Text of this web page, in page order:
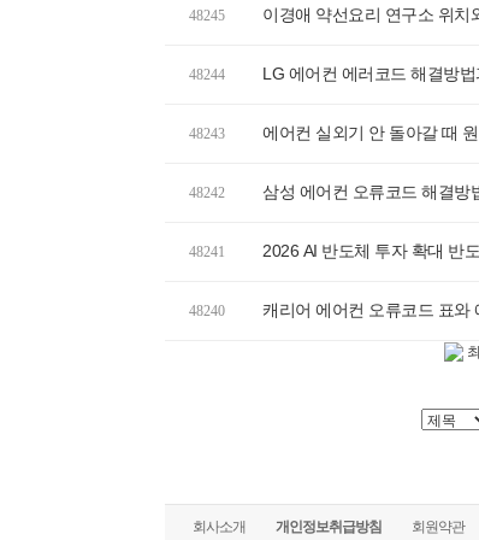
48245 이경애 약선요리 연구소 위치
48244 LG 에어컨 에러코드 해결방
48243 에어컨 실외기 안 돌아갈 때
48242 삼성 에어컨 오류코드 해결방
48241 2026 AI 반도체 투자 확대 반
48240 캐리어 에어컨 오류코드 표와
회사소개 개인정보취급방침 회원약관